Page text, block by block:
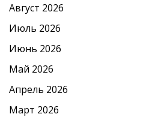
Август 2026
Июль 2026
Июнь 2026
Май 2026
Апрель 2026
Март 2026